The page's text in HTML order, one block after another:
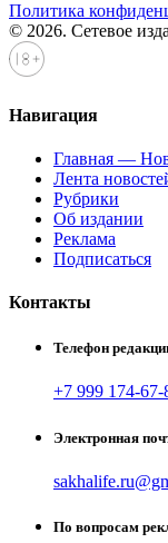
Политика
© 2026. Сетевое
Навигация
Главная —
Лента
Рубрики
Об издании
Реклама
Подписаться
Контакты
Телефон
+7 999 174-
Электронная
По вопросам